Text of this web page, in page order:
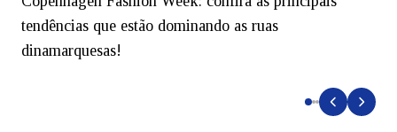
tendências que estão dominando as ruas
dinamarquesas!